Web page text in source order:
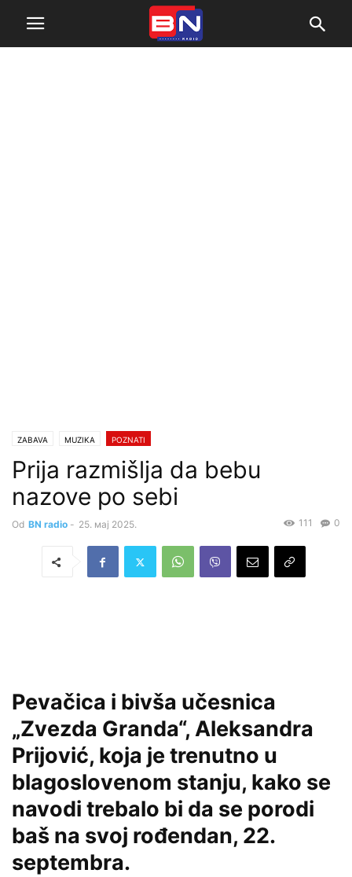
ZABAVA MUZIKA POZNATI
Prija razmišlja da bebu
nazove po sebi
Od BN radio - 25. мај 2025. 0
111
Pevačica i bivša učesnica
„Zvezda Granda“, Aleksandra
Prijović, koja je trenutno u
blagoslovenom stanju, kako se
navodi trebalo bi da se porodi
baš na svoj rođendan, 22.
septembra.